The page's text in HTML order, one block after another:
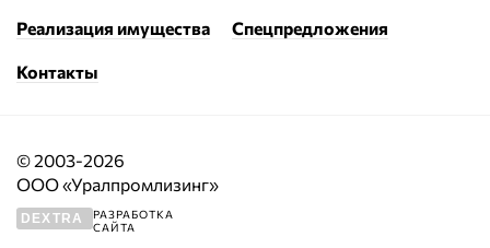
Реализация имущества Спецпредложения
Контакты
© 2003-2026
ООО «Уралпромлизинг»
DEXTRA
РАЗРАБОТКА
САЙТА